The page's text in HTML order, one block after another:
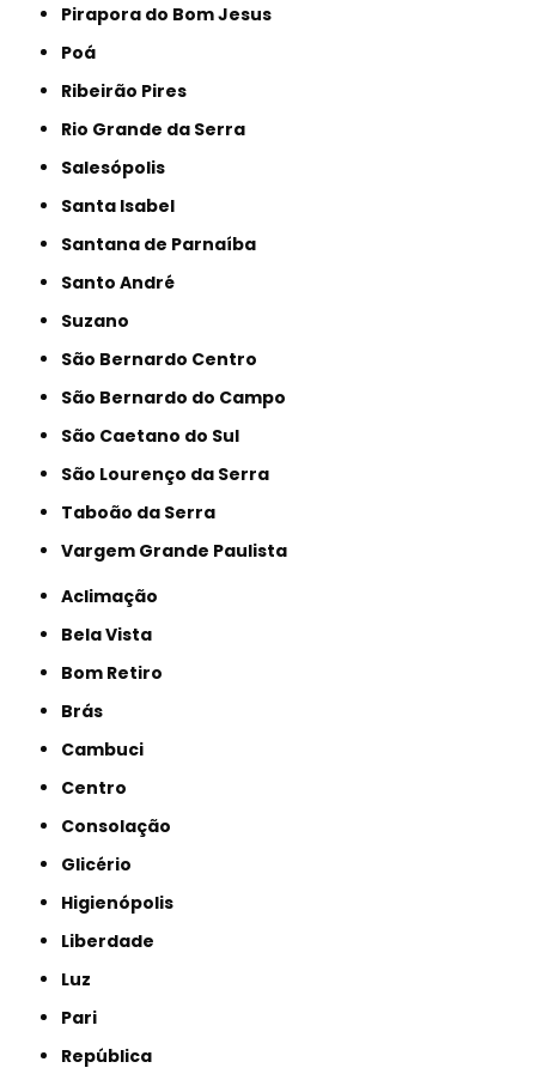
Pirapora do Bom Jesus
Poá
Ribeirão Pires
Rio Grande da Serra
Salesópolis
Santa Isabel
Santana de Parnaíba
Santo André
Suzano
São Bernardo Centro
São Bernardo do Campo
São Caetano do Sul
São Lourenço da Serra
Taboão da Serra
Vargem Grande Paulista
Aclimação
Bela Vista
Bom Retiro
Brás
Cambuci
Centro
Consolação
Glicério
Higienópolis
Liberdade
Luz
Pari
República